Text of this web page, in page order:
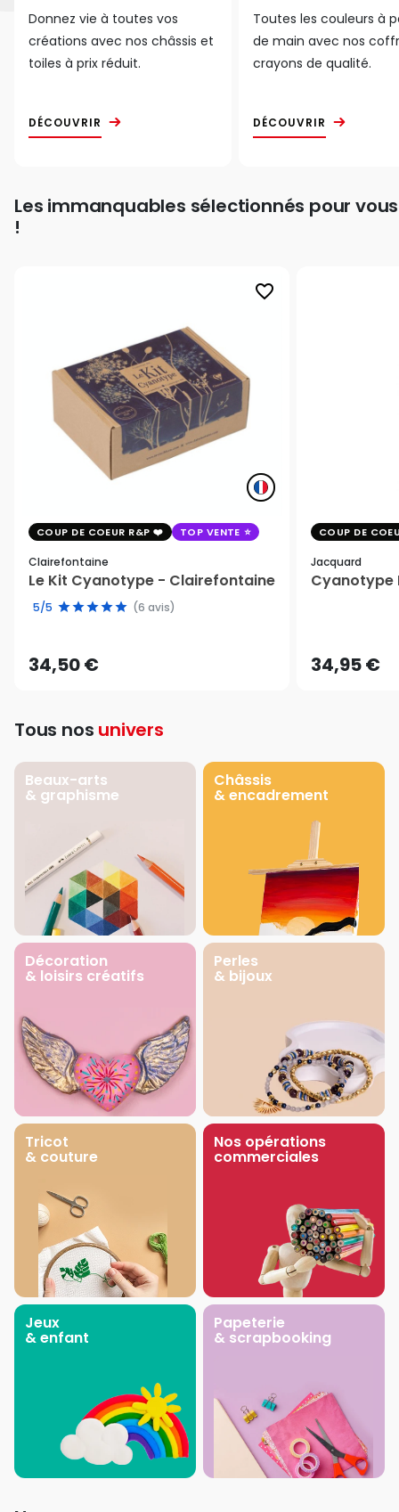
Donnez vie à toutes vos
créations avec nos châssis et
toiles à prix réduit.
DÉCOUVRIR
Toutes les couleurs à
de main avec nos
crayons de qualité.
DÉCOUVRIR
Les immanquables sélectionnés pour vous
!
favorite_border
COUP DE COEUR R&P TOP VENTE
Clairefontaine
Le Kit Cyanotype - Clairefontaine
5/5 (6 avis)
34,50 €
COUP DE
Jacquard
Cyanotype
34,95 €
Tous nos univers
Beaux-arts
& graphisme
Châssis
& encadrement
Décoration
& loisirs créatifs
Perles
& bijoux
Tricot
& couture
Nos opérations
commerciales
Jeux
& enfant
Papeterie
& scrapbooking